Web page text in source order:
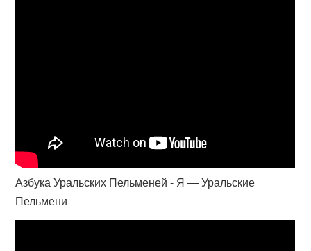
Азбука Уральских Пельменей - Я — Уральские
Пельмени